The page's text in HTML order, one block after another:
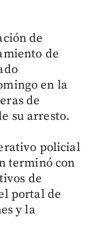
de
de
en la
de
su arresto.
policial
terminó con
de
portal de
y la